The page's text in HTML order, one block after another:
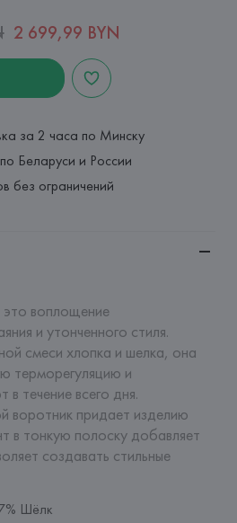
2 699,99 BYN
за 2 часа по Минску
Беларуси и России
без ограничений
воплощение
и утонченного стиля.
смеси хлопка и шелка, она
терморегуляцию и
течение всего дня.
придает изделию
в тонкую полоску добавляет
создавать стильные
Шёлк